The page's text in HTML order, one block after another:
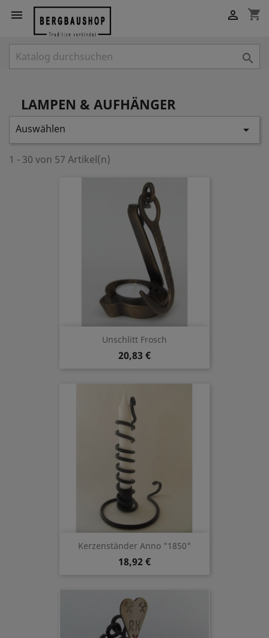
 shopping_cart


LAMPEN & AUFHÄNGER
Auswählen 
1 - 30 von 57 Artikel(n)
Unschlitt Frosch
20,83 €
Kerzenständer Anno "1850"
18,92 €